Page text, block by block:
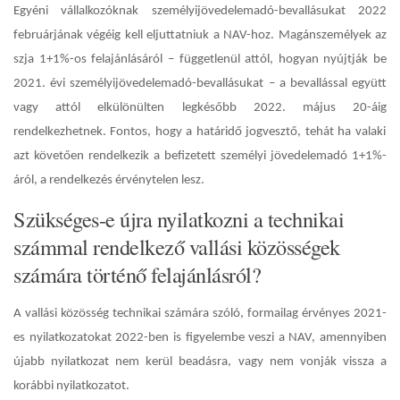
Egyéni vállalkozóknak személyijövedelemadó-bevallásukat 2022
februárjának végéig kell eljuttatniuk a NAV-hoz. Magánszemélyek az
szja 1+1%-os felajánlásáról – függetlenül attól, hogyan nyújtják be
2021. évi személyijövedelemadó-bevallásukat – a bevallással együtt
vagy attól elkülönülten legkésőbb2022. május 20-áig
rendelkezhetnek. Fontos, hogy a határidő jogvesztő, tehát ha valaki
azt követően rendelkezik a befizetett személyi jövedelemadó 1+1%-
áról, a rendelkezés érvénytelen lesz.
Szükséges-e újra nyilatkozni a technikai
számmal rendelkező vallási közösségek
számára történő felajánlásról?
A vallási közösség technikai számára szóló, formailag érvényes 2021-
es nyilatkozatokat 2022-ben is figyelembe veszi a NAV, amennyiben
újabb nyilatkozat nem kerül beadásra, vagy nem vonják vissza a
korábbi nyilatkozatot.